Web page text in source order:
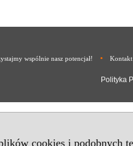
cookies i podobnych
wspólnie nasz potencjał! • Kontakt
Polityka